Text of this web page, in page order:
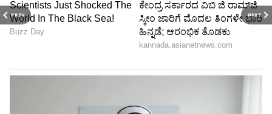
PREV NEXT